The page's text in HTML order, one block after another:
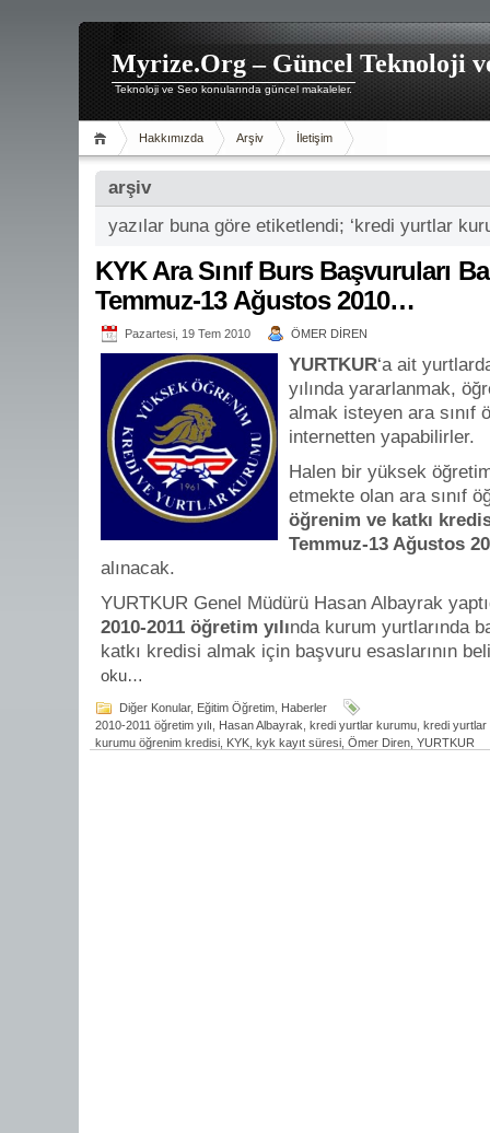
Myrize.Org – Güncel Teknoloji
Teknoloji ve Seo konularında güncel makaleler.
Hakkımızda Arşiv İletişim
arşiv
yazılar buna göre etiketlendi; ‘kredi yurtlar
KYK Ara Sınıf Burs Başvuruları
Temmuz-13 Ağustos 2010…
Pazartesi, 19 Tem 2010 ÖMER DİREN
YURTKUR‘a ait
yılında yararlanmak,
almak isteyen ara sınıf
internetten yapabilirler.
Halen bir yüksek
etmekte olan ara sınıf
öğrenim ve katkı
Temmuz-13 Ağustos
alınacak.
YURTKUR Genel Müdürü Hasan Albayrak
2010-2011 öğretim yılında kurum yurtlarında
katkı kredisi almak için başvuru esaslarının
oku…
Diğer Konular, Eğitim Öğretim Haberler
2010-2011 öğretim yılı
Hasan Albayrak kredi yurtlar kurumu kredi yurtlar
kurumu öğrenim kredisi KYK kyk kayıt süresi Ömer Diren YURTKUR